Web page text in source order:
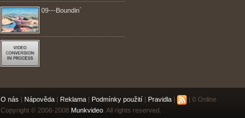
09---Boundin´
O nás | Nápověda | Reklama | Podmínky použití | Pravidla |
| 0 Online
Copyright © 2006-2008 Munkvideo . All rights reserved.